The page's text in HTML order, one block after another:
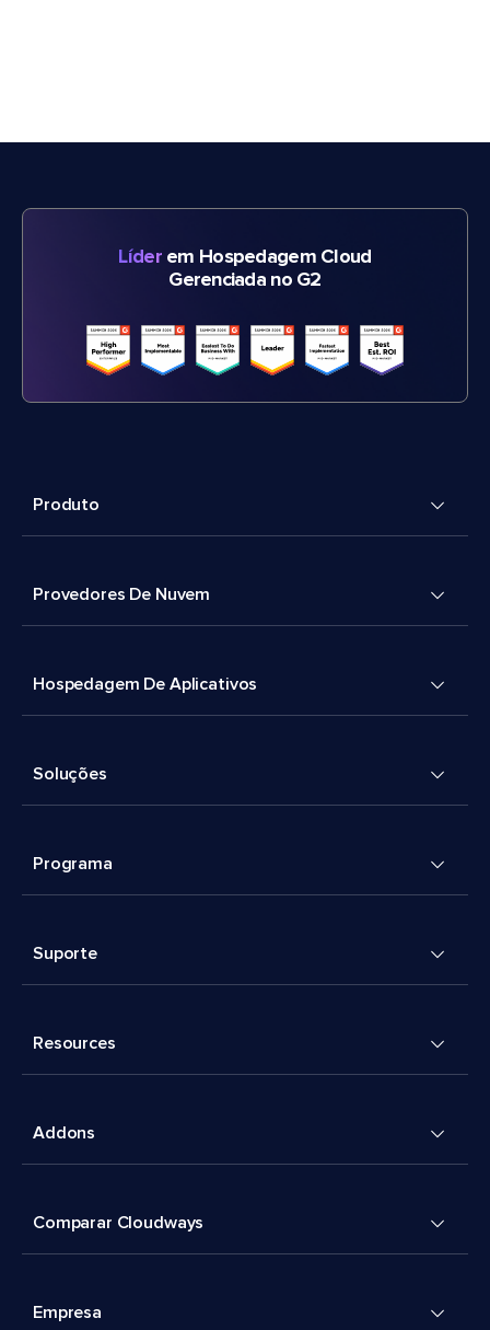
Líderem Hospedagem Cloud
Gerenciada no G2
Produto
Provedores De Nuvem
Hospedagem De Aplicativos
Soluções
Programa
Suporte
Resources
Addons
Comparar Cloudways
Empresa